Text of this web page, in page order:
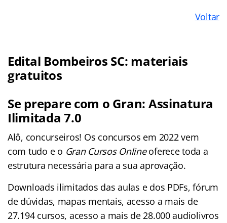
Voltar
Edital Bombeiros SC: materiais
gratuitos
Se prepare com o Gran: Assinatura
Ilimitada 7.0
Alô, concurseiros! Os concursos em 2022 vem
com tudo e o Gran Cursos Onlineoferece toda a
estrutura necessária para a sua aprovação.
Downloads ilimitados das aulas e dos PDFs, fórum
de dúvidas, mapas mentais, acesso a mais de
27.194 cursos, acesso a mais de 28.000 audiolivros